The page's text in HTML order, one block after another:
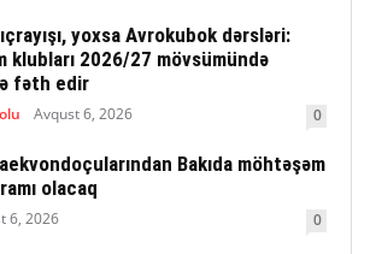
yoxsa Avrokubok dərsləri:
klubları 2026/27 mövsümündə
fəth edir
Avqust 6, 2026 0
Bakıda möhtəşəm
olacaq
6, 2026 0